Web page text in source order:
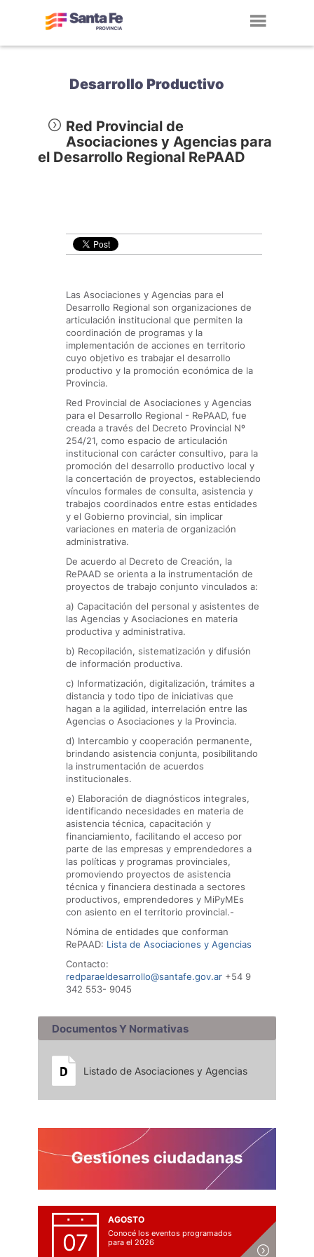
Desarrollo Productivo
Red Provincial de
Asociaciones y Agencias para
el Desarrollo Regional RePAAD
Las Asociaciones y Agencias para el
Desarrollo Regional son organizaciones de
articulación institucional que permiten la
coordinación de programas y la
implementación de acciones en territorio
cuyo objetivo es trabajar el desarrollo
productivo y la promoción económica de la
Provincia.
Red Provincial de Asociaciones y Agencias
para el Desarrollo Regional - RePAAD, fue
creada a través del Decreto Provincial Nº
254/21, como espacio de articulación
institucional con carácter consultivo, para la
promoción del desarrollo productivo local y
la concertación de proyectos, estableciendo
vínculos formales de consulta, asistencia y
trabajos coordinados entre estas entidades
y el Gobierno provincial, sin implicar
variaciones en materia de organización
administrativa.
De acuerdo al Decreto de Creación, la
RePAAD se orienta a la instrumentación de
proyectos de trabajo conjunto vinculados a:
a) Capacitación del personal y asistentes de
las Agencias y Asociaciones en materia
productiva y administrativa.
b) Recopilación, sistematización y difusión
de información productiva.
c) Informatización, digitalización, trámites a
distancia y todo tipo de iniciativas que
hagan a la agilidad, interrelación entre las
Agencias o Asociaciones y la Provincia.
d) Intercambio y cooperación permanente,
brindando asistencia conjunta, posibilitando
la instrumentación de acuerdos
institucionales.
e) Elaboración de diagnósticos integrales,
identificando necesidades en materia de
asistencia técnica, capacitación y
financiamiento, facilitando el acceso por
parte de las empresas y emprendedores a
las políticas y programas provinciales,
promoviendo proyectos de asistencia
técnica y financiera destinada a sectores
productivos, emprendedores y MiPyMEs
con asiento en el territorio provincial.-
Nómina de entidades que conforman
RePAAD: Lista de Asociaciones y Agencias
Contacto:
redparaeldesarrollo@santafe.gov.ar +54 9
342 553- 9045
Documentos Y Normativas
Listado de Asociaciones y Agencias
07
AGOSTO
Conocé los eventos programados
para el 2026